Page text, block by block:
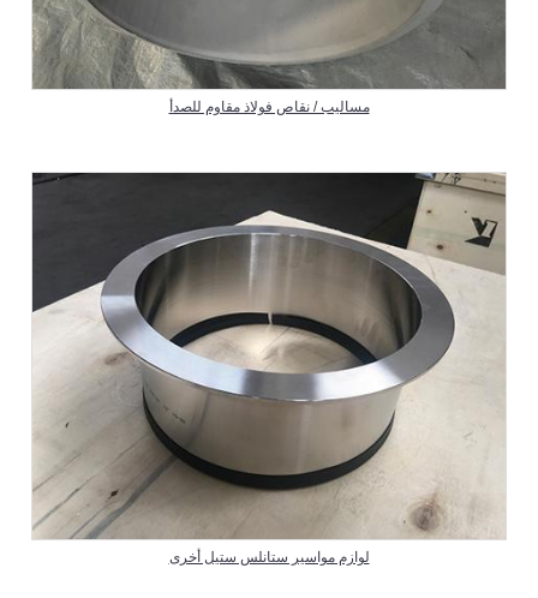
مساليب / نقاص فولاذ مقاوم للصدأ
لوازم مواسير ستانلس ستيل أخرى